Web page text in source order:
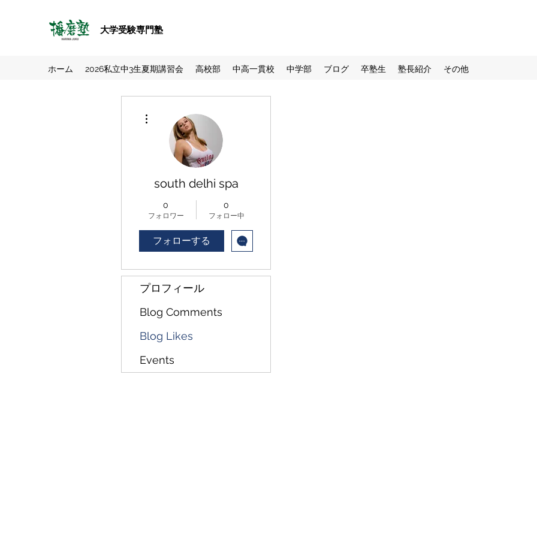
大学受験専門塾
ホーム 2026私立中3生夏期講習会 高校部 中高一貫校 中学部 ブログ 卒塾生 塾長紹介 その他
south delhi spa
0
フォロワー
0
フォロー中
フォローする
プロフィール
Blog Comments
Blog Likes
Events